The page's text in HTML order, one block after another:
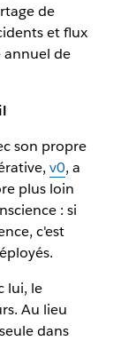
de
et flux
annuel de
son propre
v0, a
plus loin
: si
c'est
lui, le
Au lieu
dans